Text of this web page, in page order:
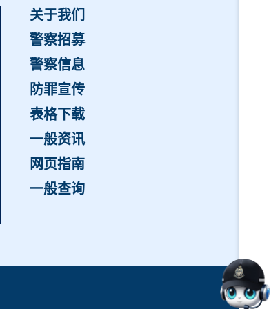
关于我们
警察招募
警察信息
防罪宣传
表格下载
一般资讯
网页指南
一般查询